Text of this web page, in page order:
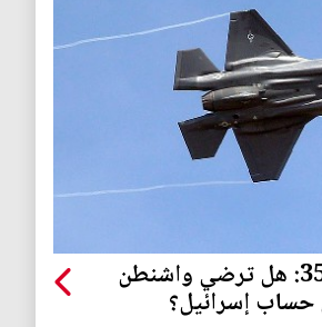
طائرات اف-35: هل ترضي واشنطن
حساب إسرائيل؟